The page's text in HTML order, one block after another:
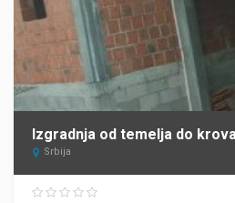
Izgradnja od temelja do
Srbija